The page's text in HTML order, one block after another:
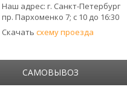
Наш адрес: г. Санкт-Петербург
пр. Пархоменко 7; с 10 до 16:30
Скачать схему проезда
САМОВЫВОЗ